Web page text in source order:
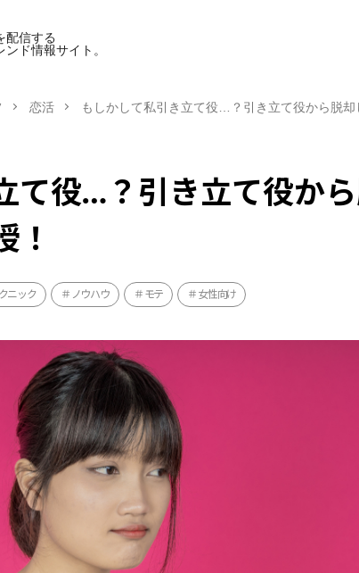
配信する
ド情報サイト。
恋活 もしかして私引き立て役…？引き立て役から脱却
て役…？引き立て役から
！
ニック ノウハウ モテ 女性向け